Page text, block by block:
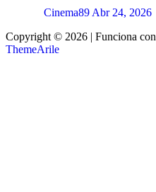
Cinema89 Abr 24, 2026
Copyright © 2026 | Funciona con
ThemeArile